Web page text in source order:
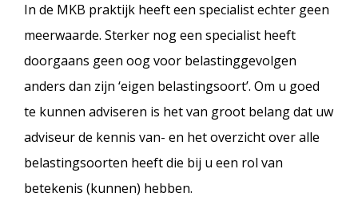
In de MKB praktijk heeft een specialist echter geen
meerwaarde. Sterker nog een specialist heeft
doorgaans geen oog voor belastinggevolgen
anders dan zijn ‘eigen belastingsoort’. Om u goed
te kunnen adviseren is het van groot belang dat uw
adviseur de kennis van- en het overzicht over alle
belastingsoorten heeft die bij u een rol van
betekenis (kunnen) hebben.